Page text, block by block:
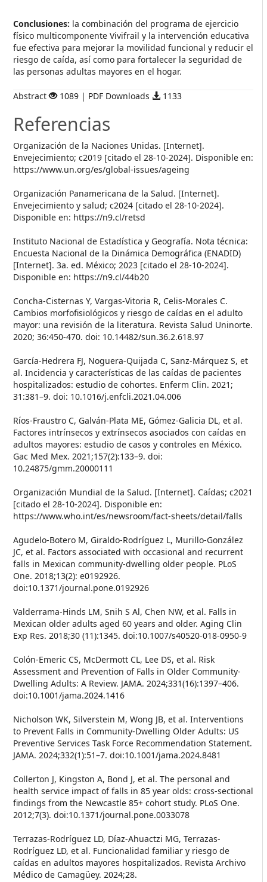
Conclusiones: la combinación del programa de ejercicio
físico multicomponente Vivifrail y la intervención educativa
fue efectiva para mejorar la movilidad funcional y reducir el
riesgo de caída, así como para fortalecer la seguridad de
las personas adultas mayores en el hogar.
Abstract 1089 | PDF Downloads 1133
Referencias
Organización de la Naciones Unidas. [Internet].
Envejecimiento; c2019 [citado el 28-10-2024]. Disponible en:
https://www.un.org/es/global-issues/ageing
Organización Panamericana de la Salud. [Internet].
Envejecimiento y salud; c2024 [citado el 28-10-2024].
Disponible en: https://n9.cl/retsd
Instituto Nacional de Estadística y Geografía. Nota técnica:
Encuesta Nacional de la Dinámica Demográfica (ENADID)
[Internet]. 3a. ed. México; 2023 [citado el 28-10-2024].
Disponible en: https://n9.cl/44b20
Concha-Cisternas Y, Vargas-Vitoria R, Celis-Morales C.
Cambios morfofisiológicos y riesgo de caídas en el adulto
mayor: una revisión de la literatura. Revista Salud Uninorte.
2020; 36:450-470. doi: 10.14482/sun.36.2.618.97
García-Hedrera FJ, Noguera-Quijada C, Sanz-Márquez S, et
al. Incidencia y características de las caídas de pacientes
hospitalizados: estudio de cohortes. Enferm Clin. 2021;
31:381–9. doi: 10.1016/j.enfcli.2021.04.006
Ríos-Fraustro C, Galván-Plata ME, Gómez-Galicia DL, et al.
Factores intrínsecos y extrínsecos asociados con caídas en
adultos mayores: estudio de casos y controles en México.
Gac Med Mex. 2021;157(2):133–9. doi:
10.24875/gmm.20000111
Organización Mundial de la Salud. [Internet]. Caídas; c2021
[citado el 28-10-2024]. Disponible en:
https://www.who.int/es/newsroom/fact-sheets/detail/falls
Agudelo-Botero M, Giraldo-Rodríguez L, Murillo-González
JC, et al. Factors associated with occasional and recurrent
falls in Mexican community-dwelling older people. PLoS
One. 2018;13(2): e0192926.
doi:10.1371/journal.pone.0192926
Valderrama-Hinds LM, Snih S Al, Chen NW, et al. Falls in
Mexican older adults aged 60 years and older. Aging Clin
Exp Res. 2018;30 (11):1345. doi:10.1007/s40520-018-0950-9
Colón-Emeric CS, McDermott CL, Lee DS, et al. Risk
Assessment and Prevention of Falls in Older Community-
Dwelling Adults: A Review. JAMA. 2024;331(16):1397–406.
doi:10.1001/jama.2024.1416
Nicholson WK, Silverstein M, Wong JB, et al. Interventions
to Prevent Falls in Community-Dwelling Older Adults: US
Preventive Services Task Force Recommendation Statement.
JAMA. 2024;332(1):51–7. doi:10.1001/jama.2024.8481
Collerton J, Kingston A, Bond J, et al. The personal and
health service impact of falls in 85 year olds: cross-sectional
findings from the Newcastle 85+ cohort study. PLoS One.
2012;7(3). doi:10.1371/journal.pone.0033078
Terrazas-Rodríguez LD, Díaz-Ahuactzi MG, Terrazas-
Rodríguez LD, et al. Funcionalidad familiar y riesgo de
caídas en adultos mayores hospitalizados. Revista Archivo
Médico de Camagüey. 2024;28.